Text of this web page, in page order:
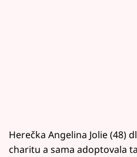
Herečka Angelina Jolie (48)
charitu a sama adoptovala